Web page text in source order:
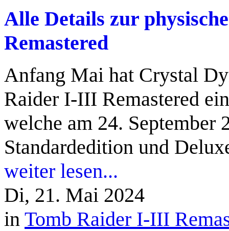
Alle Details zur
Remastered
Anfang Mai hat Crystal
Raider I-III Remastered
welche am 24. September
Standardedition und
weiter lesen...
Di, 21. Mai 2024
in Tomb Raider I-III